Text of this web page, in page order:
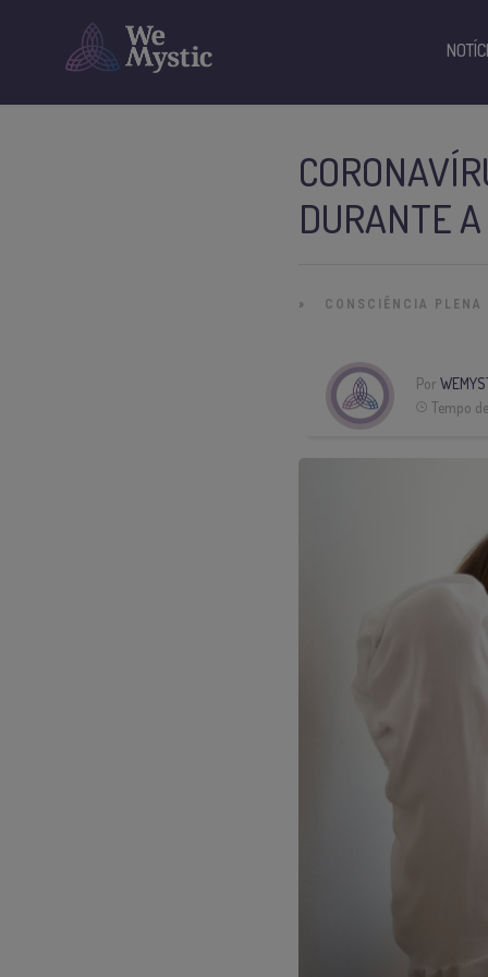
DURANTE
» CONSCIÊNCIA PLENA
Por
Tempo